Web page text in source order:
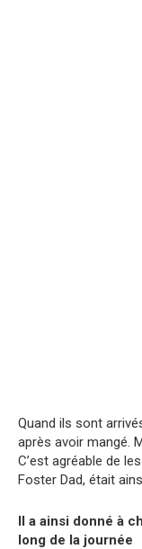
Quand ils sont
après avoir mangé.
C’est agréable de
Foster Dad, était
Il a ainsi donné à
long de la journée